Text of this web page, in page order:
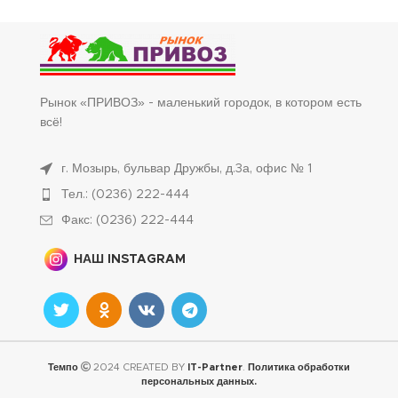
Рынок «ПРИВОЗ» - маленький городок, в котором есть
всё!
г. Мозырь, бульвар Дружбы, д.3а, офис № 1
Тел.: (0236) 222-444
Факс: (0236) 222-444
НАШ INSTAGRAM
Темпо 2024 CREATED BY IT-Partner
Политика обработки
персональных данных.